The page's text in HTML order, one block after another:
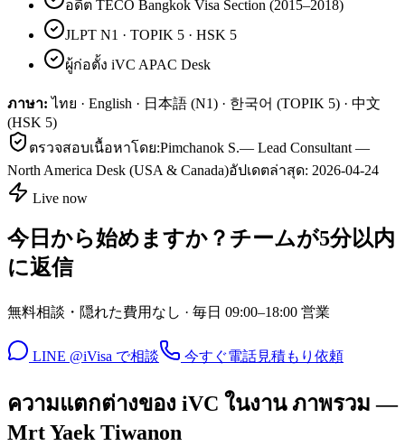
อดีต TECO Bangkok Visa Section (2015–2018)
JLPT N1 · TOPIK 5 · HSK 5
ผู้ก่อตั้ง iVC APAC Desk
ภาษา: ไทย · English · 日本語 (N1) · 한국어 (TOPIK 5) · 中文
(HSK 5)
ตรวจสอบเนื้อหาโดย:Pimchanok S.— Lead Consultant —
North America Desk (USA & Canada)อัปเดตล่าสุด: 2026-04-24
Live now
今日から始めますか？チームが5分以内
に返信
無料相談・隠れた費用なし · 毎日 09:00–18:00 営業
LINE @iVisa で相談 今すぐ電話見積もり依頼
ความแตกต่างของ iVC ในงาน ภาพรวม —
Mrt Yaek Tiwanon